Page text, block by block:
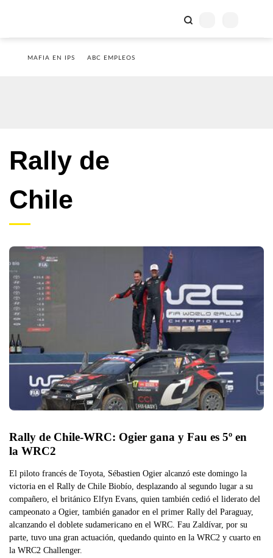
MAFIA EN IPS ABC EMPLEOS
Rally de
Chile
Rally de Chile-WRC: Ogier gana y Fau es 5º en
la WRC2
El piloto francés de Toyota, Sébastien Ogier alcanzó este domingo la
victoria en el Rally de Chile Biobío, desplazando al segundo lugar a su
compañero, el británico Elfyn Evans, quien también cedió el liderato del
campeonato a Ogier, también ganador en el primer Rally del Paraguay,
alcanzando el doblete sudamericano en el WRC. Fau Zaldívar, por su
parte, tuvo una gran actuación, quedando quinto en la WRC2 y cuarto en
la WRC2 Challenger.